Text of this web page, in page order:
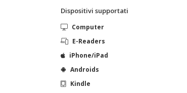
Dispositivi supportati
Computer
E-Readers
iPhone/iPad
Androids
Kindle